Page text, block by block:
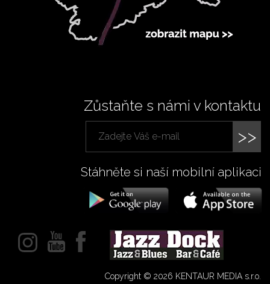
Zůstaňte s námi v kontaktu
>>
Stáhněte si naší mobilní aplikaci
Copyright © 2026 KENTAUR MEDIA s.r.o.